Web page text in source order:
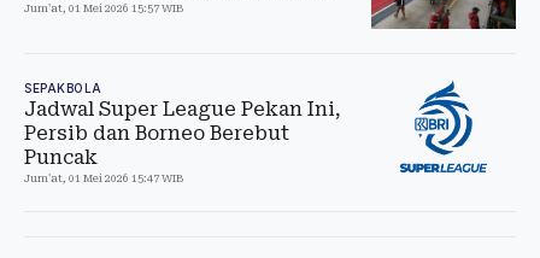
Jum'at, 01 Mei 2026 15:57 WIB
SEPAKBOLA
Jadwal Super League Pekan Ini,
Persib dan Borneo Berebut
Puncak
Jum'at, 01 Mei 2026 15:47 WIB